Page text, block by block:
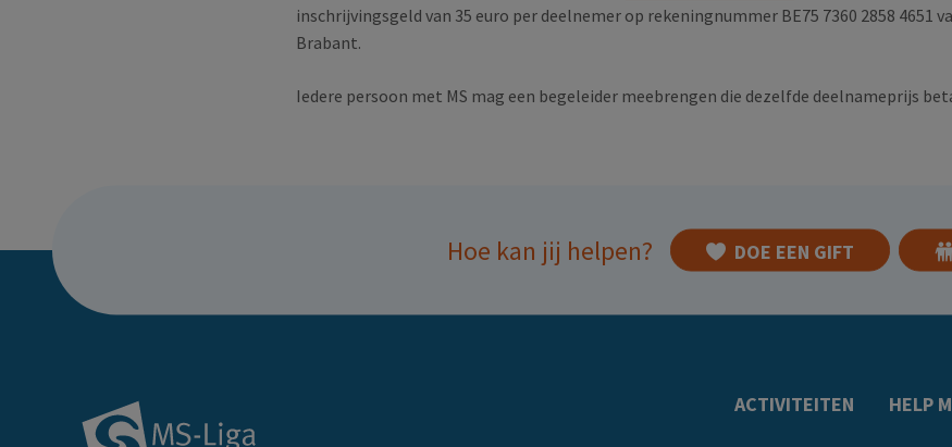
inschrijvingsgeld van 35 euro per deelnemer op rekeningnummer BE75 7360 2858 4651
Brabant.
Iedere persoon met MS mag een begeleider meebrengen die dezelfde deelnameprijs
Hoe kan jij helpen? DOE EEN GIFT
Doormat
ACTIVITEITEN HELP